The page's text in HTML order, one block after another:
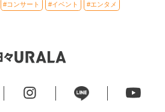
#コンサート #イベント #エンタメ